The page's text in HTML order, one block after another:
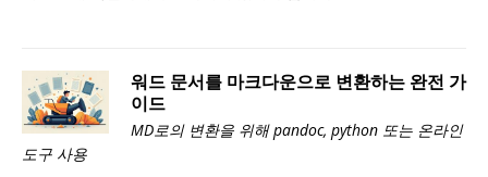
워드 문서를 마크다운으로 변환하는 완전 가
이드
MD로의 변환을 위해 pandoc, python 또는 온라인
도구 사용